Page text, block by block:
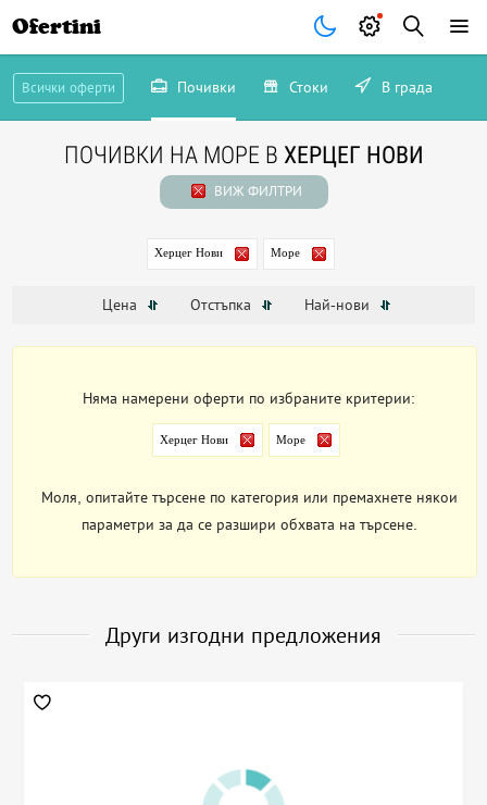
Ofertini
Всички оферти Почивки Стоки В града
ПОЧИВКИ НА МОРЕ В ХЕРЦЕГ НОВИ
ВИЖ ФИЛТРИ
Херцег Нови Море
Цена Отстъпка Най-нови
Няма намерени оферти по избраните критерии:
Херцег Нови Море
Моля, опитайте търсене по категория или премахнете някои
параметри за да се разшири обхвата на търсене.
Други изгодни предложения